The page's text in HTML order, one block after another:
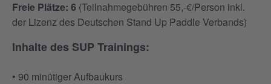
Freie Plätze: 6 (Teilnahmegebühren 55,-€/Person inkl.
der Lizenz des Deutschen Stand Up Paddle Verbands)
Inhalte des SUP Trainings:
• 90 minütiger Aufbaukurs